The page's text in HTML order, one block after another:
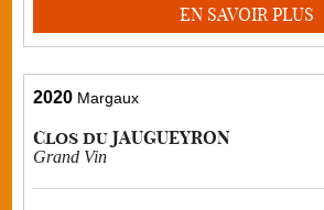
EN SAVOIR PLUS
2020 Margaux
Clos du JAUGUEYRON
Grand Vin